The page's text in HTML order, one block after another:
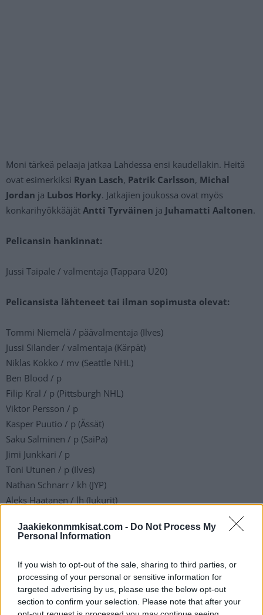
Jaakiekonmmkisat.com - Do Not Process My
Personal Information
If you wish to opt-out of the sale, sharing to third parties, or
processing of your personal or sensitive information for
targeted advertising by us, please use the below opt-out
section to confirm your selection. Please note that after your
Moni tärkeä pelaaja jatkaa Lahdessa ensi kaudellakin. Heitä
ovat esimerkiksi Ryan Lasch, Patrik Carlsson, Michal
Jordan ja Lubos Horky. Jatkajien joukossa ovat myös
konkarihyökkääjät Antti Tyrväinen ja Juhamatti Aaltonen.
Pelicansin hankinnat:
Jussi Taipale / valmentaja (Tappara U20)
Pelicansista lähteneet tai ilman sopimusta olevat:
Tommi Niemelä / päävalmentaja (Ilves)
Jussi Silander / valmentaja (Kärpät)
Niklas Kokko / mv (Seattle NHL)
Ben Blood / p
Filip Kral / p (Pittsburgh NHL)
Viktor Persson / p
Kasper Puutio / p (Ässät)
Saku Salminen / p (SaiPa)
Jimi Junkkari / p
Toni Utunen / p (Ilves)
Nathan Schnarr / kh (JYP)
Aleks Haatanen / lh (Jukurit)
Jesse Kiiskinen / lh (HPK)
Niklas Virtanen / lh
Lahden Pelicans – sopimustilanne Liiga-